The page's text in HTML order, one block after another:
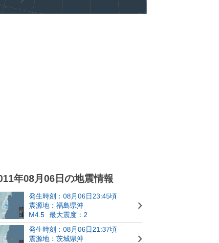
年08月06日の地震情報
発生時刻：08月06日23:45頃
震源地：福島県沖
M4.5
最大震度：2
発生時刻：08月06日21:37頃
震源地：茨城県沖